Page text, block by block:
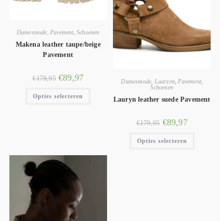
Damesmode, Pavement,Schoenen
Makena leather taupe/beige
Pavement
€179,95 €89,97
Opties selecteren
Damesmode Laarzen Pavement,
Schoenen
Lauryn leather suede Pavement
€179,95 €89,97
Opties selecteren